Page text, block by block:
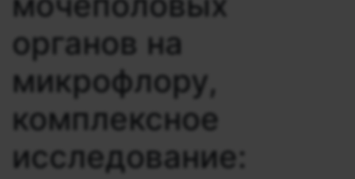
органов на
микрофлору,
комплексное
исследование: